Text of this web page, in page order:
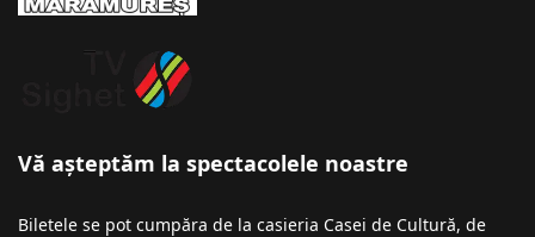
Vă așteptăm la spectacolele noastre
Biletele se pot cumpăra de la casieria Casei de Cultură, de